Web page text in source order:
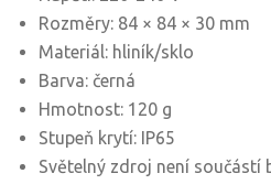
Rozměry: 84 × 84 × 30 mm
Materiál: hliník/sklo
Barva: černá
Hmotnost: 120 g
Stupeň krytí: IP65
Světelný zdroj není součástí